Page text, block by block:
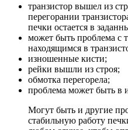
транзистор вышел из
перегорании
печки остается в
может быть проблема с
находящимся в
изношенные кисти;
рейки вышли из строя;
обмотка перегорела;
проблема может быть в
Могут быть и другие
стабильную работу